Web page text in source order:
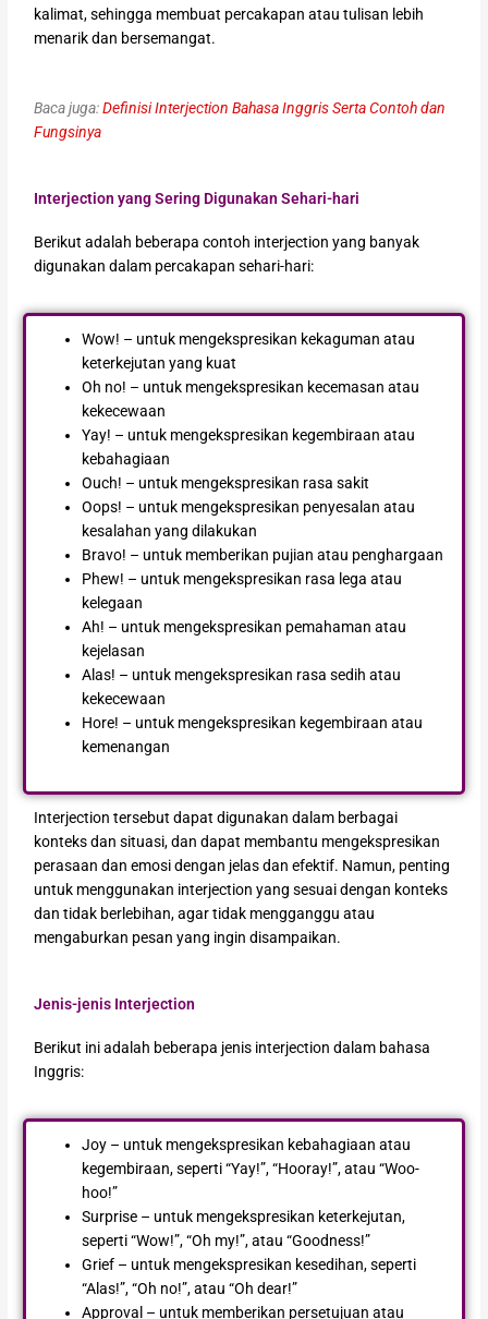
kalimat, sehingga membuat percakapan atau tulisan lebih
menarik dan bersemangat.
Baca juga:Definisi Interjection Bahasa Inggris Serta Contoh dan
Fungsinya
Interjection yang Sering Digunakan Sehari-hari
Berikut adalah beberapa contoh interjection yang banyak
digunakan dalam percakapan sehari-hari:
Wow! – untuk mengekspresikan kekaguman atau
keterkejutan yang kuat
Oh no! – untuk mengekspresikan kecemasan atau
kekecewaan
Yay! – untuk mengekspresikan kegembiraan atau
kebahagiaan
Ouch! – untuk mengekspresikan rasa sakit
Oops! – untuk mengekspresikan penyesalan atau
kesalahan yang dilakukan
Bravo! – untuk memberikan pujian atau penghargaan
Phew! – untuk mengekspresikan rasa lega atau
kelegaan
Ah! – untuk mengekspresikan pemahaman atau
kejelasan
Alas! – untuk mengekspresikan rasa sedih atau
kekecewaan
Hore! – untuk mengekspresikan kegembiraan atau
kemenangan
Interjection tersebut dapat digunakan dalam berbagai
konteks dan situasi, dan dapat membantu mengekspresikan
perasaan dan emosi dengan jelas dan efektif. Namun, penting
untuk menggunakan interjection yang sesuai dengan konteks
dan tidak berlebihan, agar tidak mengganggu atau
mengaburkan pesan yang ingin disampaikan.
Jenis-jenis Interjection
Berikut ini adalah beberapa jenis interjection dalam bahasa
Inggris:
Joy – untuk mengekspresikan kebahagiaan atau
kegembiraan, seperti “Yay!”, “Hooray!”, atau “Woo-
hoo!”
Surprise – untuk mengekspresikan keterkejutan,
seperti “Wow!”, “Oh my!”, atau “Goodness!”
Grief – untuk mengekspresikan kesedihan, seperti
“Alas!”, “Oh no!”, atau “Oh dear!”
Approval – untuk memberikan persetujuan atau